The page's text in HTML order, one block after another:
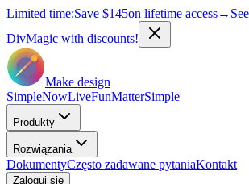
Limited time:Save $145on lifetime access→
DivMagic with discounts!
Make design
SimpleNowLiveFunMatterSimple
Produkty
Rozwiązania
DokumentyCzęsto zadawane pytaniaKontakt
Zaloguj się